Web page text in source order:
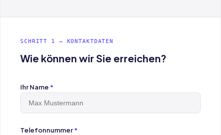
SCHRITT 1 — KONTAKTDATEN
Wie können wir Sie erreichen?
Ihr Name *
Telefonnummer*